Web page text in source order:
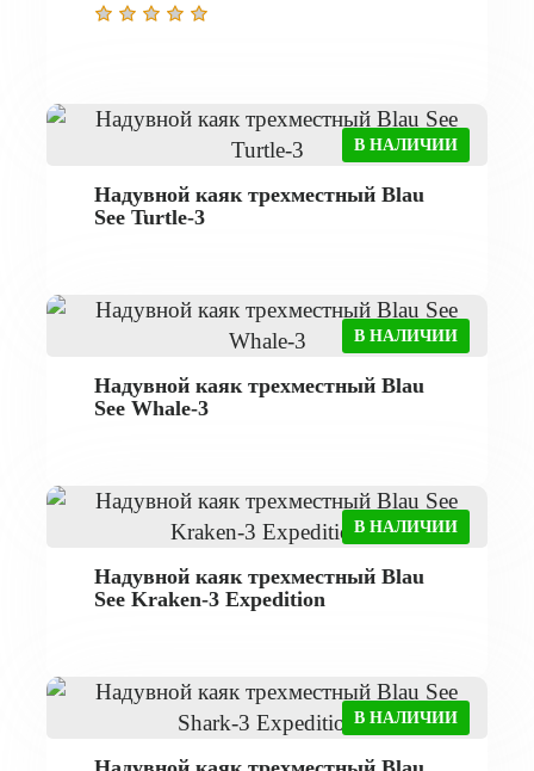
В НАЛИЧИИ
Надувной каяк трехместный Blau
See Turtle-3
В НАЛИЧИИ
Надувной каяк трехместный Blau
See Whale-3
В НАЛИЧИИ
Надувной каяк трехместный Blau
See Kraken-3 Expedition
В НАЛИЧИИ